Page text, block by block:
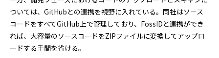
ついては、GitHubとの連携を視野に入れている。同社はソース
コードをすべてGitHub上で管理しており、FossIDと連携ができ
れば、大容量のソースコードをZIPファイルに変換してアップロ
ードする手間を省ける。